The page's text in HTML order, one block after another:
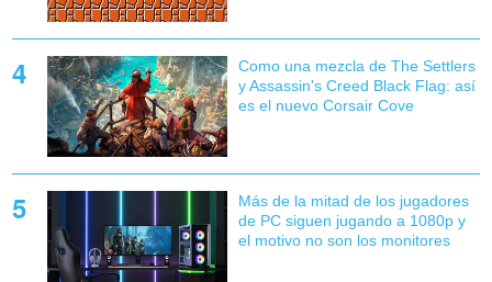
Como una mezcla de The Settlers
y Assassin's Creed Black Flag: así
es el nuevo Corsair Cove
Más de la mitad de los jugadores
de PC siguen jugando a 1080p y
el motivo no son los monitores